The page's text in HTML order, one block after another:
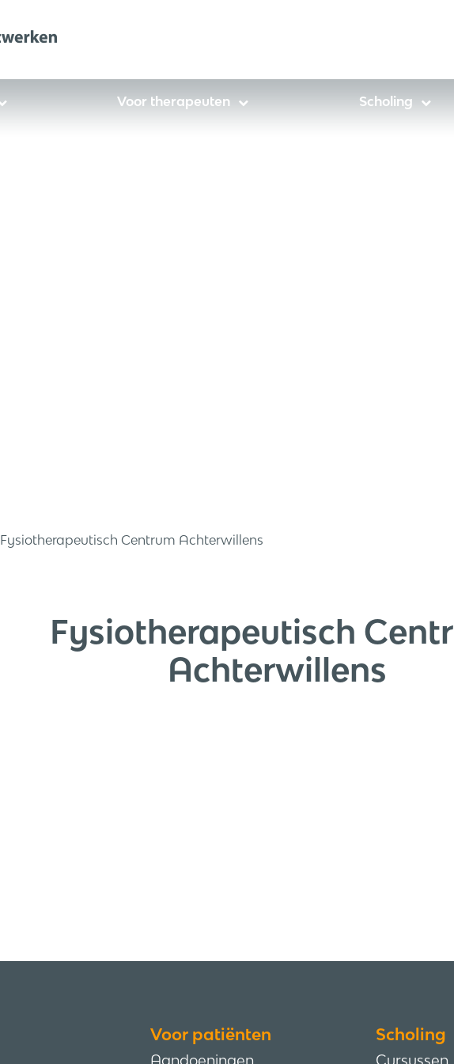
Voor therapeuten Scholing
Fysiotherapeutisch Centrum Achterwillens
Fysiotherapeutisch
Achterwillens
Voor patiënten
Aandoeningen
Scholing
Cursussen